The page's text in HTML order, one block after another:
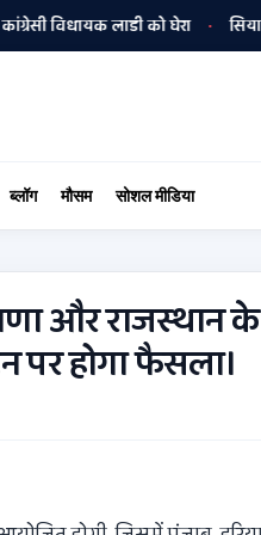
लाडी को घेरा • सियाम ने
ब्लॉग मौसम सोशल मीडिया
और राजस्थान
होगा फैसला।